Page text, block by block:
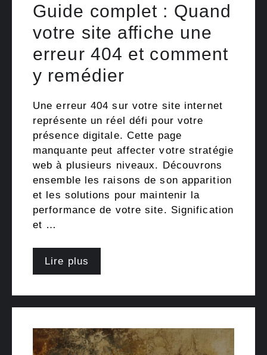
Guide complet : Quand
votre site affiche une
erreur 404 et comment
y remédier
Une erreur 404 sur votre site internet
représente un réel défi pour votre
présence digitale. Cette page
manquante peut affecter votre stratégie
web à plusieurs niveaux. Découvrons
ensemble les raisons de son apparition
et les solutions pour maintenir la
performance de votre site. Signification
et …
Lire plus